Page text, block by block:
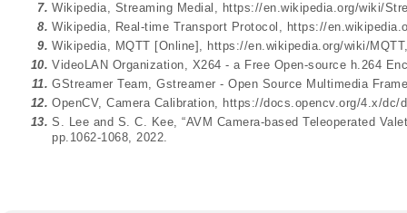
7. Wikipedia, Streaming Medial, https://en.wikipedia.org/wiki/
8. Wikipedia, Real-time Transport Protocol, https://
9. Wikipedia, MQTT [Online], https://en.wikipedia.org/wiki/MQTT
10. VideoLAN Organization, X264 - a Free Open-source h.264
11. GStreamer Team, Gstreamer - Open Source Multimedia
12. OpenCV, Camera Calibration, https://docs.opencv.org/4.x/dc/
13. S. Lee and S. C. Kee, “AVM Camera-based Teleoperated
pp.1062-1068, 2022.